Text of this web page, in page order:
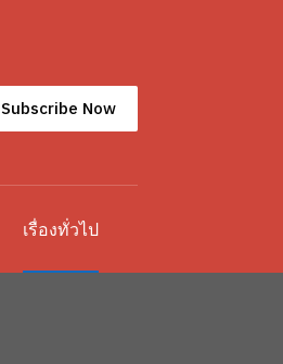
Subscribe Now
เรื่องทั่วไป